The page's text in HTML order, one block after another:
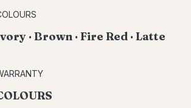
· Brown · Fire Red · Latte